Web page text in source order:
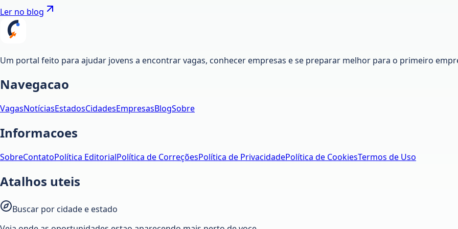
Ler no blog
Um portal feito para ajudar jovens a encontrar vagas, conhecer empresas e se preparar melhor para o primeiro
Navegacao
VagasNotíciasEstadosCidadesEmpresasBlogSobre
Informacoes
SobreContatoPolítica EditorialPolítica de CorreçõesPolítica de PrivacidadePolítica de CookiesTermos de Uso
Atalhos uteis
Buscar por cidade e estado